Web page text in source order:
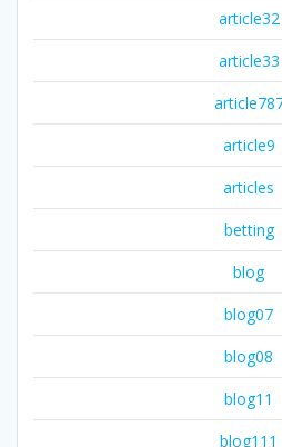
article32
article33
article9
articles
betting
blog
blog07
blog08
blog11
blog111